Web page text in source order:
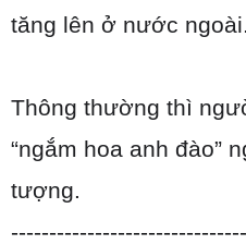
tăng lên ở nước ngoài.
Thông thường thì
“ngắm hoa anh đào”
tượng.